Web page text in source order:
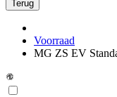
Terug
Voorraad
MG ZS EV